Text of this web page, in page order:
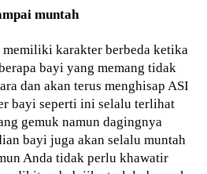
muntah
memiliki karakter berbeda ketika
bayi yang memang tidak
dan akan terus menghisap ASI
bayi seperti ini selalu terlihat
gemuk namun dagingnya
bayi juga akan selalu muntah
Anda tidak perlu khawatir